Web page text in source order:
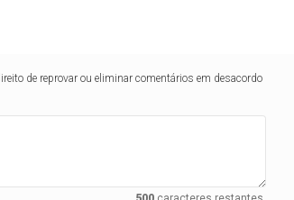
de reprovar ou eliminar comentários em desacordo